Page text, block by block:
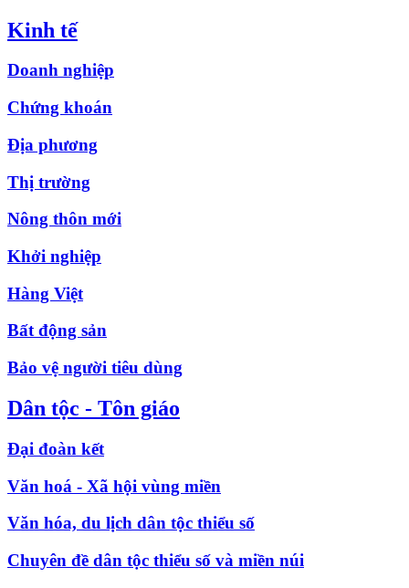
Kinh tế
Doanh nghiệp
Chứng khoán
Địa phương
Thị trường
Nông thôn mới
Khởi nghiệp
Hàng Việt
Bất động sản
Bảo vệ người tiêu dùng
Dân tộc - Tôn giáo
Đại đoàn kết
Văn hoá - Xã hội vùng miền
Văn hóa, du lịch dân tộc thiểu số
Chuyên đề dân tộc thiểu số và miền núi